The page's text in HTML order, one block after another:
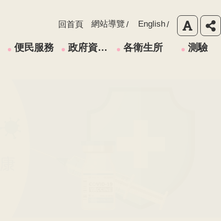
回首頁 網站導覽 English
便民服務 政府資訊公開 各衛生所 測驗